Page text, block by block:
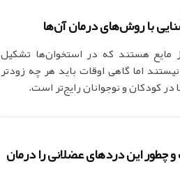
با روش‌های درمان آن‌ها
مایع هستند که در استخوان‌ها تشکیل
اما گاهی اوقات باید هر چه زودتر
کودکان و نوجوانان رایج‌تر است.
این دردهای عضلانی را درمان